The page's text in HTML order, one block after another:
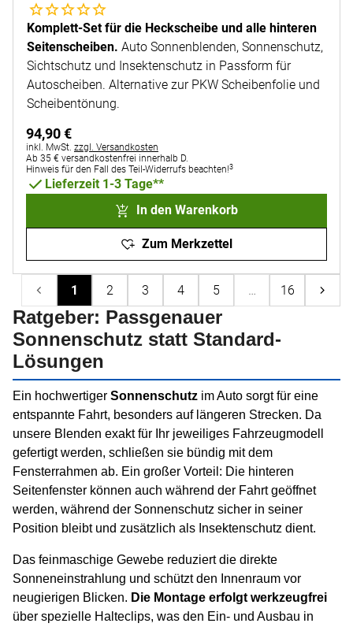
Noch keine Bewertungen abgegeben
Komplett-Set für die Heckscheibe und alle hinteren
Seitenscheiben. Auto Sonnenblenden, Sonnenschutz,
Sichtschutz und Insektenschutz in Passform für
Autoscheiben. Alternative zur PKW Scheibenfolie und
Scheibentönung.
94,90€
Steuerhinweis:
inkl. MwSt. zzgl. Versandkosten
Ab 35 € versandkostenfrei innerhalb D.
Hinweis für den Fall des Teil-Widerrufs beachten!3
Lieferzeit 1-3 Tage**
In den Warenkorb
Zum Merkzettel
1 2 3 4 5 … 16
Ratgeber: Passgenauer
Sonnenschutz statt Standard-
Lösungen
Ein hochwertiger Sonnenschutz im Auto sorgt für eine
entspannte Fahrt, besonders auf längeren Strecken. Da
unsere Blenden exakt für Ihr jeweiliges Fahrzeugmodell
gefertigt werden, schließen sie bündig mit dem
Fensterrahmen ab. Ein großer Vorteil: Die hinteren
Seitenfenster können auch während der Fahrt geöffnet
werden, während der Sonnenschutz sicher in seiner
Position bleibt und zusätzlich als Insektenschutz dient.
Das feinmaschige Gewebe reduziert die direkte
Sonneneinstrahlung und schützt den Innenraum vor
neugierigen Blicken. Die Montage erfolgt werkzeugfrei
über spezielle Halteclips, was den Ein- und Ausbau in